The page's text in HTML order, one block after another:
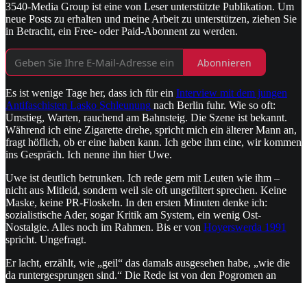
3540-Media Group ist eine von Leser unterstützte Publikation. Um
neue Posts zu erhalten und meine Arbeit zu unterstützen, ziehen Sie
in Betracht, ein Free- oder Paid-Abonnent zu werden.
Abonnieren
Es ist wenige Tage her, dass ich für ein Interview mit dem jungen
Antifaschisten Lasko Schleunung nach Berlin fuhr. Wie so oft:
Umstieg, Warten, rauchend am Bahnsteig. Die Szene ist bekannt.
Während ich eine Zigarette drehe, spricht mich ein älterer Mann an,
fragt höflich, ob er eine haben kann. Ich gebe ihm eine, wir kommen
ins Gespräch. Ich nenne ihn hier Uwe.
Uwe ist deutlich betrunken. Ich rede gern mit Leuten wie ihm –
nicht aus Mitleid, sondern weil sie oft ungefiltert sprechen. Keine
Maske, keine PR-Floskeln. In den ersten Minuten denke ich:
sozialistische Ader, sogar Kritik am System, ein wenig Ost-
Nostalgie. Alles noch im Rahmen. Bis er von Hoyerswerda 1991
spricht. Ungefragt.
Er lacht, erzählt, wie „geil“ das damals ausgesehen habe, „wie die
da runtergesprungen sind.“ Die Rede ist von den Pogromen an